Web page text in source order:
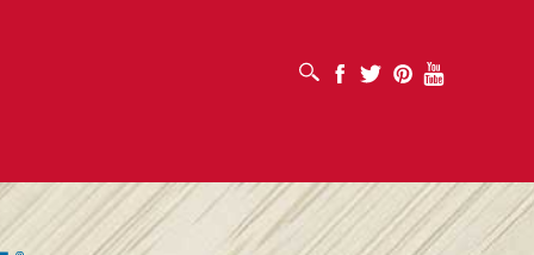
ABRIR CUADRO DE BÚSQUEDA
Facebook
Twitter PinterestYoutube